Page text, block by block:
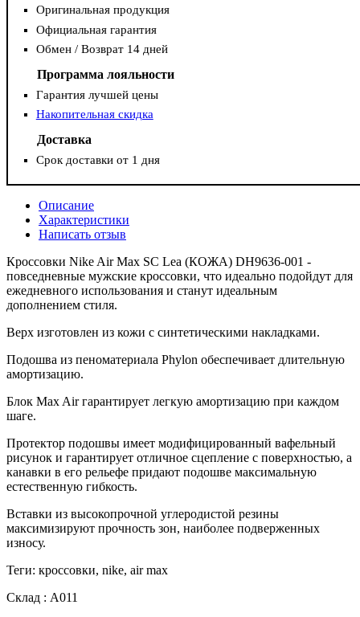
Оригинальная продукция
Официальная гарантия
Обмен / Возврат 14 дней
Программа лояльности
Гарантия лучшей цены
Накопительная скидка
Доставка
Срок доставки от 1 дня
Описание
Характеристики
Написать отзыв
Кроссовки Nike Air Max SC Lea (КОЖА) DH9636-001 -
повседневные мужские кроссовки, что идеально подойдут для
ежедневного использования и станут идеальным
дополнением стиля.
Верх изготовлен из кожи с синтетическими накладками.
Подошва из пеноматериала Phylon обеспечивает длительную
амортизацию.
Блок Max Air гарантирует легкую амортизацию при каждом
шаге.
Протектор подошвы имеет модифицированный вафельный
рисунок и гарантирует отличное сцепление с поверхностью, а
канавки в его рельефе придают подошве максимальную
естественную гибкость.
Вставки из высокопрочной углеродистой резины
максимизируют прочность зон, наиболее подверженных
износу.
Теги: кроссовки, nike, air max
Склад : А011